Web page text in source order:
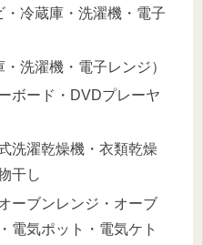
冷蔵庫・洗濯機・電子
洗濯機・電子レンジ）
ボード・DVDプレーヤ
洗濯乾燥機・衣類乾燥
干し
ーブンレンジ・オーブ
電気ポット・電気ケト